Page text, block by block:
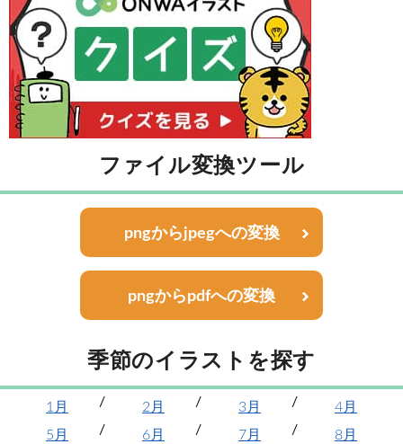
ファイル変換ツール
pngからjpegへの変換
pngからpdfへの変換
季節のイラストを探す
1月 2月 3月
4月
5月
6月 7月
8月